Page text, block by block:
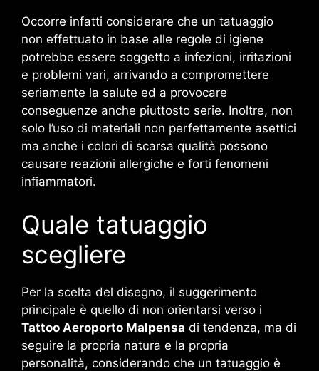
Occorre infatti considerare che un tatuaggio
non effettuato in base alle regole di igiene
potrebbe essere soggetto a infezioni, irritazioni
e problemi vari, arrivando a compromettere
seriamente la salute ed a provocare
conseguenze anche piuttosto serie. Inoltre, non
solo l’uso di materiali non perfettamente asettici
ma anche i colori di scarsa qualità possono
causare reazioni allergiche e forti fenomeni
infiammatori.
Quale tatuaggio
scegliere
Per la scelta del disegno, il suggerimento
principale è quello di non orientarsi verso i
Tattoo Aeroporto Malpensa di tendenza, ma di
seguire la propria natura e la propria
personalità, considerando che un tatuaggio è